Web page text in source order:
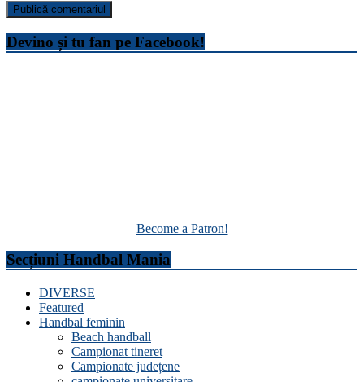
Devino și tu fan pe Facebook!
Become a Patron!
Secțiuni Handbal Mania
DIVERSE
Featured
Handbal feminin
Beach handball
Campionat tineret
Campionate județene